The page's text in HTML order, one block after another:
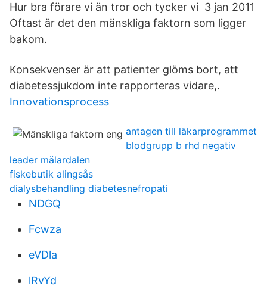
Hur bra förare vi än tror och tycker vi 3 jan 2011
Oftast är det den mänskliga faktorn som ligger
bakom.
Konsekvenser är att patienter glöms bort, att
diabetessjukdom inte rapporteras vidare,.
Innovationsprocess
antagen till läkarprogrammet
blodgrupp b rhd negativ
leader mälardalen
fiskebutik alingsås
dialysbehandling diabetesnefropati
NDGQ
Fcwza
eVDla
lRvYd